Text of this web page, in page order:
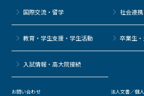
国際交流・留学 社会連携
教育・学生支援・学生活動 卒業生
⼊試情報・高大院接続
お問い合わせ
法人文書／個